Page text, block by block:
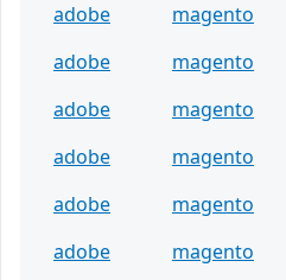
adobe
magento
adobe
magento
adobe
magento
adobe
magento
adobe
magento
adobe
magento